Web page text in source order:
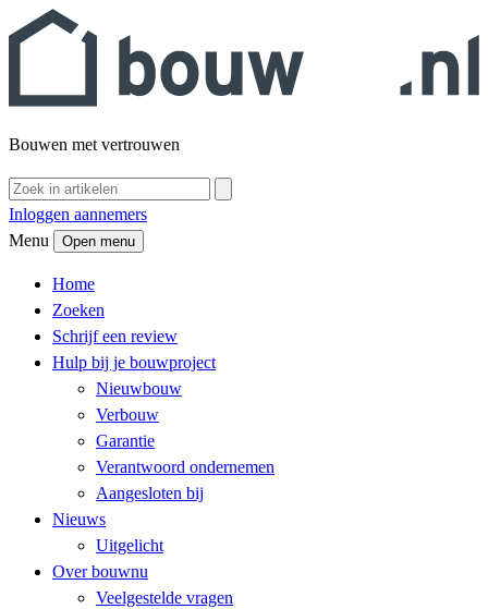
Bouwen met vertrouwen
Inloggen aannemers
Menu
Open menu
Home
Zoeken
Schrijf een review
Hulp bij je bouwproject
Nieuwbouw
Verbouw
Garantie
Verantwoord ondernemen
Aangesloten bij
Nieuws
Uitgelicht
Over bouwnu
Veelgestelde vragen